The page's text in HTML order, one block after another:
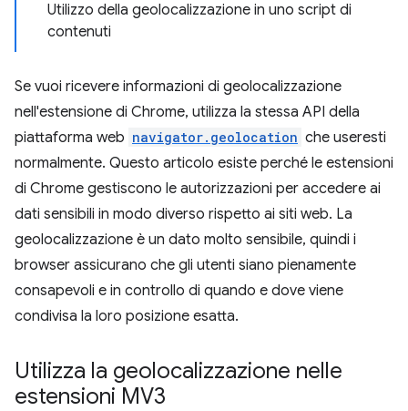
Utilizzo della geolocalizzazione in uno script di
contenuti
Se vuoi ricevere informazioni di geolocalizzazione
nell'estensione di Chrome, utilizza la stessa API della
piattaforma web navigator.geolocation che useresti
normalmente. Questo articolo esiste perché le estensioni
di Chrome gestiscono le autorizzazioni per accedere ai
dati sensibili in modo diverso rispetto ai siti web. La
geolocalizzazione è un dato molto sensibile, quindi i
browser assicurano che gli utenti siano pienamente
consapevoli e in controllo di quando e dove viene
condivisa la loro posizione esatta.
Utilizza la geolocalizzazione nelle
estensioni MV3